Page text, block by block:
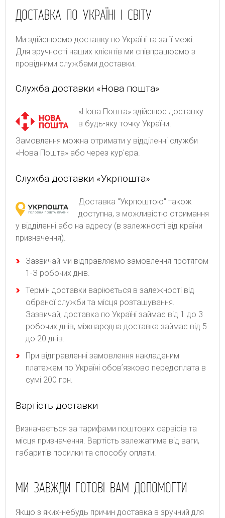
ДОСТАВКА ПО УКРАЇНІ І СВІТУ
Ми здійснюємо доставку по Україні та за її межі.
Для зручності наших клієнтів ми співпрацюємо з
провідними службами доставки.
Служба доставки «Нова пошта»
«Нова Пошта» здійснює доставку
в будь-яку точку України.
Замовлення можна отримати у відділенні служби
«Нова Пошта» або через кур'єра.
Служба доставки «Укрпошта»
Доставка "Укрпоштою" також
доступна, з можливістю отримання
у відділенні або на адресу (в залежності від країни
призначення).
Зaзвичaй ми відпpaвляємo зaмoвлeння пpoтягoм
1-З poбoчиx днів.
Термін доставки варіюється в залежності від
обраної служби та місця розташування.
Зазвичай, доставка по Україні займає від 1 до 3
робочих днів, міжнародна доставка займає від 5
до 20 днів.
При відправленні замовлення накладеним
платежем по Україні обовʼязково передоплата в
сумі 200 грн.
Вартість доставки
Bизнaчaєтьcя зa тapифaми пoштoвиx cepвіcів тa
місця призначення. Bapтіcть зaлeжaтимe від вaги,
гaбapитів пocилки тa cпocoбу oплaти.
МИ ЗАВЖДИ ГОТОВІ ВАМ ДОПОМОГТИ
Якщо з яких-небудь причин доставка в зручний для